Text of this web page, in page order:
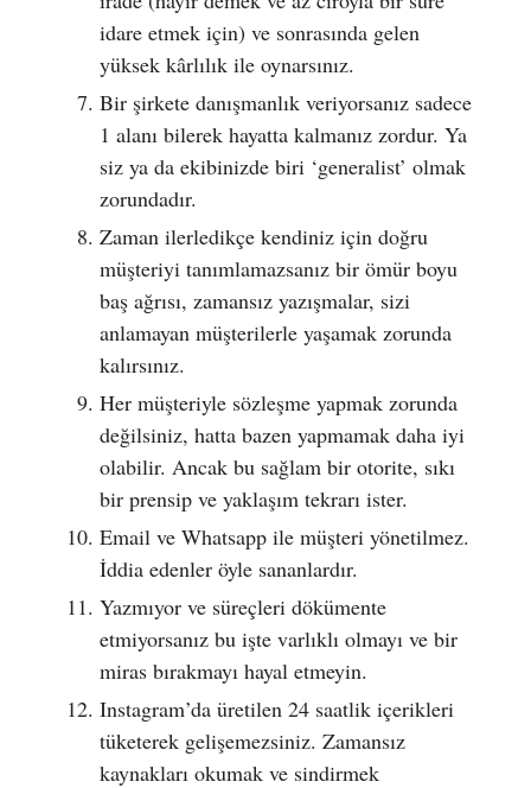
idare etmek için) ve sonrasında gelen
yüksek kârlılık ile oynarsınız.
Bir şirkete danışmanlık veriyorsanız sadece
1 alanı bilerek hayatta kalmanız zordur. Ya
siz ya da ekibinizde biri ‘generalist’ olmak
zorundadır.
Zaman ilerledikçe kendiniz için doğru
müşteriyi tanımlamazsanız bir ömür boyu
baş ağrısı, zamansız yazışmalar, sizi
anlamayan müşterilerle yaşamak zorunda
kalırsınız.
Her müşteriyle sözleşme yapmak zorunda
değilsiniz, hatta bazen yapmamak daha iyi
olabilir. Ancak bu sağlam bir otorite, sıkı
bir prensip ve yaklaşım tekrarı ister.
Email ve Whatsapp ile müşteri yönetilmez.
İddia edenler öyle sananlardır.
Yazmıyor ve süreçleri dökümente
etmiyorsanız bu işte varlıklı olmayı ve bir
miras bırakmayı hayal etmeyin.
Instagram’da üretilen 24 saatlik içerikleri
tüketerek gelişemezsiniz. Zamansız
kaynakları okumak ve sindirmek